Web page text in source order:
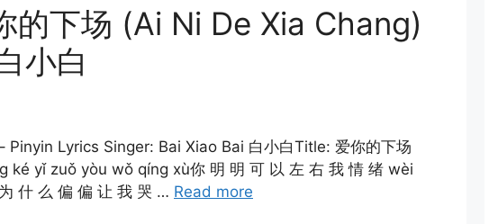
的下场 (Ai Ni De Xia Chang)
小白
Pinyin Lyrics Singer: Bai Xiao Bai 白小白Title: 爱你的下场
ké yǐ zuǒ yòu wǒ qíng xù你 明 明 可 以 左 右 我 情 绪 wèi
什 么 偏 偏 让 我 哭 … Read more